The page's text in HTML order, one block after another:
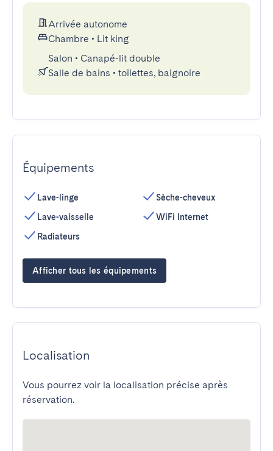
Arrivée autonome
Chambre • Lit king
Salon • Canapé-lit double
Salle de bains • toilettes, baignoire
Équipements
Lave-linge
Lave-vaisselle
Radiateurs
Sèche-cheveux
WiFi Internet
Afficher tous les équipements
Localisation
Vous pourrez voir la localisation précise après
réservation.